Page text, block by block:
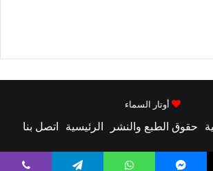
أوتار السماء
حقوق الطبع والنشر الرئيسية اتصل بنا